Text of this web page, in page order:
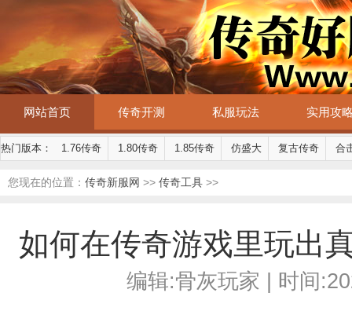
网站首页 传奇开测 私服玩法 实用攻
热门版本： 1.76传奇 1.80传奇 1.85传奇 仿盛大 复古传奇 合
您现在的位置： 传奇新服网 >> 传奇工具 >>
如何在传奇游戏里玩出
编辑:骨灰玩家 | 时间